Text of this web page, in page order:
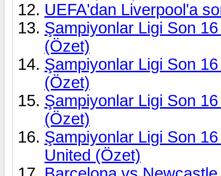
UEFA'dan Liverpool'a
Şampiyonlar Ligi Son
(Özet)
Şampiyonlar Ligi Son
(Özet)
Şampiyonlar Ligi Son
(Özet)
Şampiyonlar Ligi Son
United (Özet)